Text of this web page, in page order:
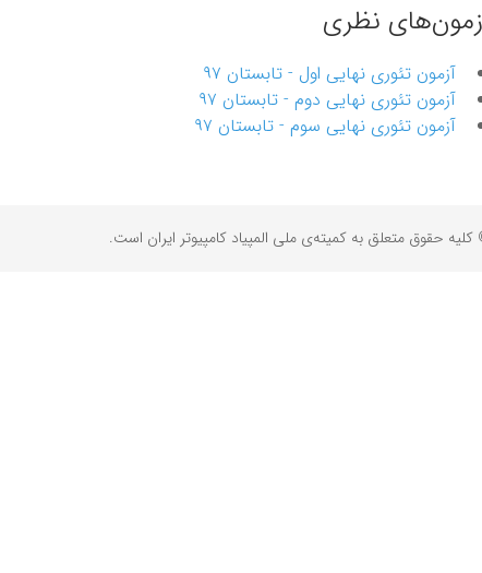
نظری
آزمون تئوری نهایی اول - تابستان ۹۷
آزمون تئوری نهایی دوم - تابستان ۹۷
آزمون تئوری نهایی سوم - تابستان ۹۷
حقوق متعلق به کمیته‌ی ملی المپیاد کامپیوتر ایران است.